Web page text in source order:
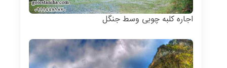
اجاره کلبه چوبی وسط جنگل